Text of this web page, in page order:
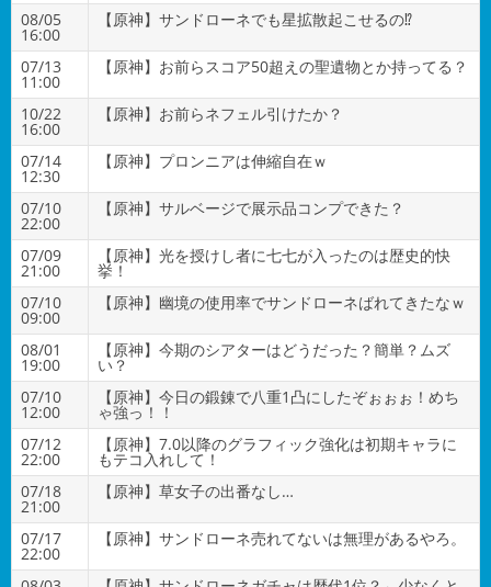
08/05
16:00
【原神】サンドローネでも星拡散起こせるの⁉
07/13
11:00
【原神】お前らスコア50超えの聖遺物とか持ってる？
10/22
16:00
【原神】お前らネフェル引けたか？
07/14
12:30
【原神】プロンニアは伸縮自在ｗ
07/10
22:00
【原神】サルベージで展示品コンプできた？
07/09
21:00
【原神】光を授けし者に七七が入ったのは歴史的快
挙！
07/10
09:00
【原神】幽境の使用率でサンドローネばれてきたなｗ
08/01
19:00
【原神】今期のシアターはどうだった？簡単？ムズ
い？
07/10
12:00
【原神】今日の鍛錬で八重1凸にしたぞぉぉぉ！めち
ゃ強っ！！
07/12
22:00
【原神】7.0以降のグラフィック強化は初期キャラに
もテコ入れして！
07/18
21:00
【原神】草女子の出番なし…
07/17
22:00
【原神】サンドローネ売れてないは無理があるやろ。